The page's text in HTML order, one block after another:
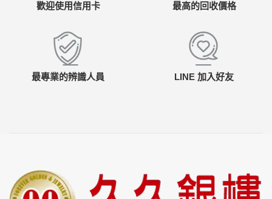
歡迎使用信用卡 最高的回收價格
最專業的辨識人員 LINE 加入好友